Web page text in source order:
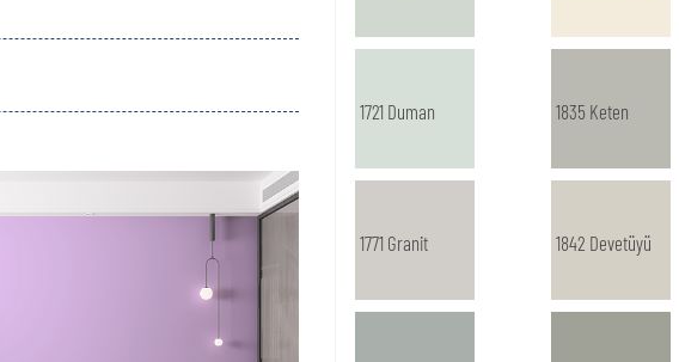
1721 Duman 1835 Keten
1771 Granit 1842 Devetüyü